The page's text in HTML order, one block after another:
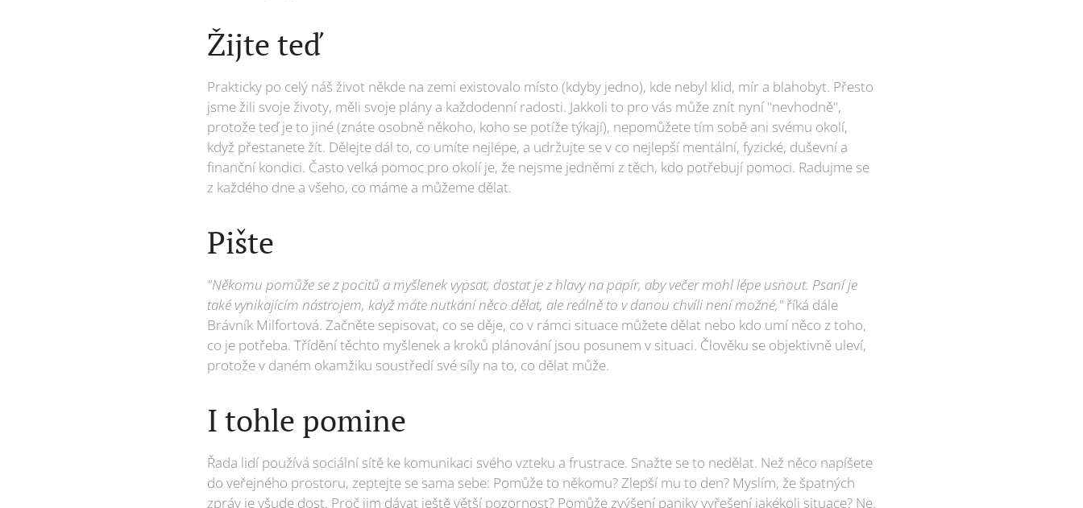
Žijte teď
Prakticky po celý náš život někde na zemi existovalo místo (kdyby jedno), kde nebyl klid, mír a blahobyt. Přesto
jsme žili svoje životy, měli svoje plány a každodenní radosti. Jakkoli to pro vás může znít nyní "nevhodně",
protože teď je to jiné (znáte osobně někoho, koho se potíže týkají), nepomůžete tím sobě ani svému okolí,
když přestanete žít. Dělejte dál to, co umíte nejlépe, a udržujte se v co nejlepší mentální, fyzické, duševní a
finanční kondici. Často velká pomoc pro okolí je, že nejsme jedněmi z těch, kdo potřebují pomoci. Radujme se
z každého dne a všeho, co máme a můžeme dělat.
Pište
"Někomu pomůže se z pocitů a myšlenek vypsat, dostat je z hlavy na papír, aby večer mohl lépe usnout. Psaní je
také vynikajícím nástrojem, když máte nutkání něco dělat, ale reálně to v danou chvíli není možné," říká dále
Brávník Milfortová. Začněte sepisovat, co se děje, co v rámci situace můžete dělat nebo kdo umí něco z toho,
co je potřeba. Třídění těchto myšlenek a kroků plánování jsou posunem v situaci. Člověku se objektivně uleví,
protože v daném okamžiku soustředí své síly na to, co dělat může.
I tohle pomine
Řada lidí používá sociální sítě ke komunikaci svého vzteku a frustrace. Snažte se to nedělat. Než něco napíšete
do veřejného prostoru, zeptejte se sama sebe: Pomůže to někomu? Zlepší mu to den? Myslím, že špatných
zpráv je všude dost. Proč jim dávat ještě větší pozornost? Pomůže zvýšení paniky vyřešení jakékoli situace? Ne.